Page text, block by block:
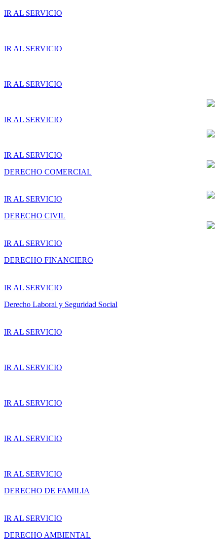
IR AL SERVICIO
IR AL SERVICIO
IR AL SERVICIO
IR AL SERVICIO
IR AL SERVICIO
DERECHO COMERCIAL
IR AL SERVICIO
DERECHO CIVIL
IR AL SERVICIO
DERECHO FINANCIERO
IR AL SERVICIO
Derecho Laboral y Seguridad Social
IR AL SERVICIO
IR AL SERVICIO
IR AL SERVICIO
IR AL SERVICIO
IR AL SERVICIO
DERECHO DE FAMILIA
IR AL SERVICIO
DERECHO AMBIENTAL